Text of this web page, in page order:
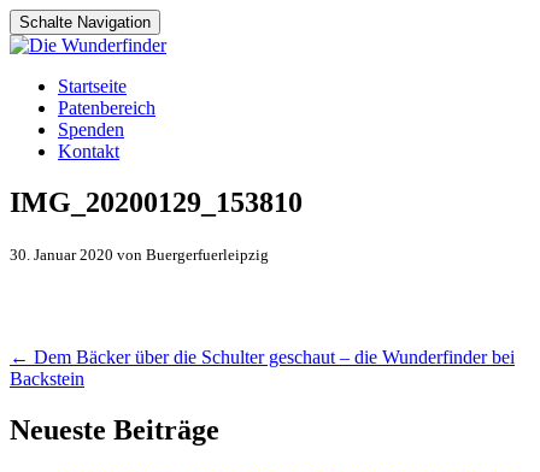
Schalte Navigation
Zum
Inhalt
springen
Startseite
Patenbereich
Spenden
Kontakt
IMG_20200129_153810
30. Januar 2020 von Buergerfuerleipzig
Artikel-
Navigation
← Dem Bäcker über die Schulter geschaut – die Wunderfinder bei
Backstein
Neueste Beiträge